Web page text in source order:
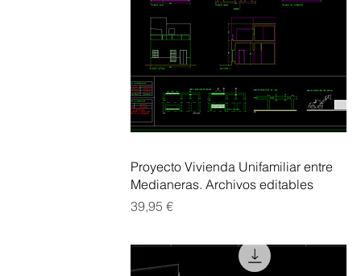
Vista rápida
Proyecto Vivienda Unifamiliar entre
Medianeras. Archivos editables
Precio
39,95 €